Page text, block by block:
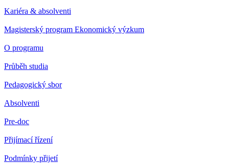
Kariéra & absolventi
Magisterský program Ekonomický výzkum
O programu
Průběh studia
Pedagogický sbor
Absolventi
Pre-doc
Přijímací řízení
Podmínky přijetí